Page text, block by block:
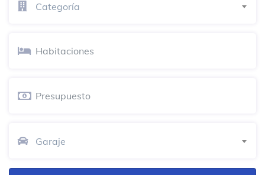
Categoría
Garaje